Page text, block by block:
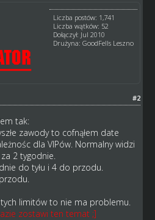
Liczba postów: 1,741
Liczba wątków: 52
Dołączył: Jul 2010
Drużyna: GoodFells Leszno
#2
tak:
zawody to cofnąłem date
dla VIPów. Normalny widzi
2 tygodnie.
do tyłu i 4 do przodu.
limitów to nie ma problemu.
zostawi ten temat ;]